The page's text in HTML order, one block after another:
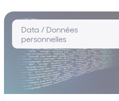
Data / Données
personnelles